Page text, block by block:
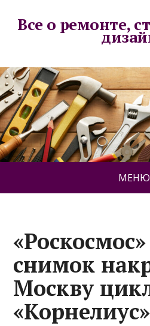
Все о ремонте,
МЕНЮ
снимок
Москву
«Корнелиус»